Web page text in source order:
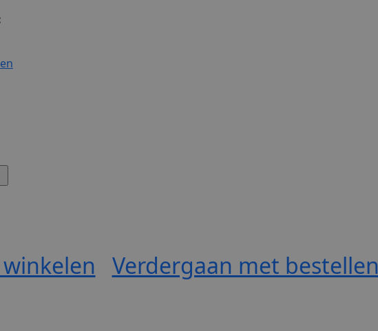
Verdergaan met bestellen